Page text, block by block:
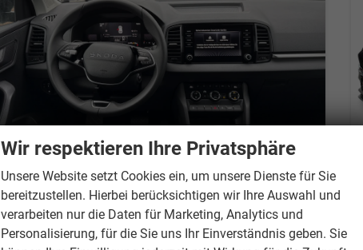
Skoda Karoq
Selection 1.5 TSI 150 PS DSG 4 Jahre Garantie-Keyless Start-AppleCarPlay-AndroidAuto-Sunset-Tempomat-2-Zonen-Klima-16''Alu
unverbindliche Lieferzeit: 5 Monate Neuwagen
Wir respektieren Ihre Privatsphäre
Unsere Website setzt Cookies ein, um unsere Dienste für Sie
bereitzustellen. Hierbei berücksichtigen wir Ihre Auswahl und
verarbeiten nur die Daten für Marketing, Analytics und
Personalisierung, für die Sie uns Ihr Einverständnis geben. Sie